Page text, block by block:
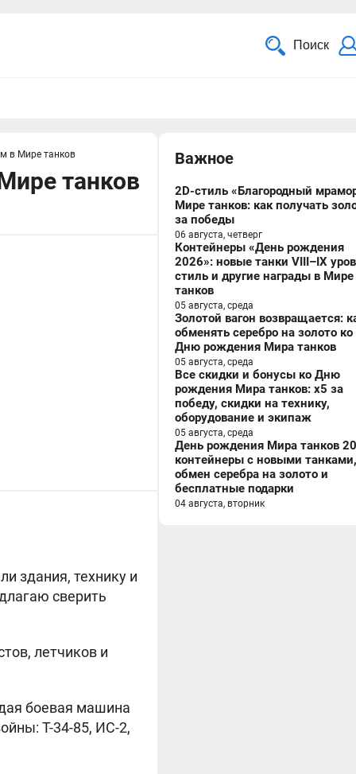
Поиск
в Мире танков
танков
здания, технику и
сверить
летчиков и
боевая машина
Т-34-85, ИС-2,
Важное
2D-стиль «Благородный
Мире танков: как получать
за победы
06 августа, четверг
Контейнеры «День рождения
2026»: новые танки VIII–IX
стиль и другие награды в Мире
танков
05 августа, среда
Золотой вагон возвращается:
обменять серебро на золото ко
Дню рождения Мира танков
05 августа, среда
Все скидки и бонусы ко Дню
рождения Мира танков: x5 за
победу, скидки на технику,
оборудование и экипаж
05 августа, среда
День рождения Мира танков
контейнеры с новыми танками,
обмен серебра на золото и
бесплатные подарки
04 августа, вторник